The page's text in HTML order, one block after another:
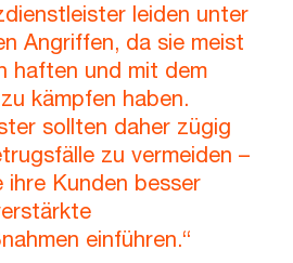
leiden unter
Angriffen, da sie meist
haften und mit dem
kämpfen haben.
sollten daher zügig
zu vermeiden –
ihre Kunden besser
einführen.“